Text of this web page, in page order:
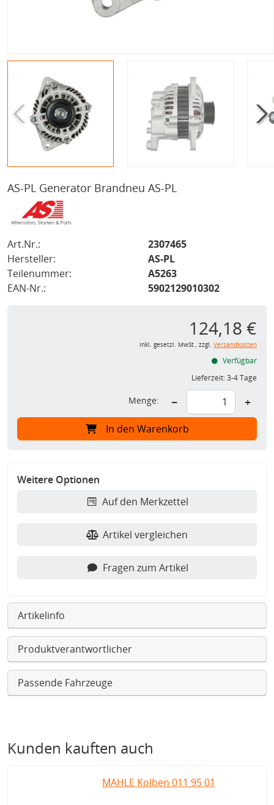
AS-PL Generator Brandneu AS-PL
Art.Nr.:
2307465
Hersteller:
AS-PL
Teilenummer:
A5263
EAN-Nr.:
5902129010302
124,18 €
inkl. gesetzl. MwSt., zzgl. Versandkosten
Verfügbar
Lieferzeit:3-4 Tage
Menge: − +
In den Warenkorb
Weitere Optionen
Auf den Merkzettel
Artikel vergleichen
Fragen zum Artikel
Artikelinfo
Produktverantwortlicher
Passende Fahrzeuge
Kunden kauften auch
MAHLE Kolben 011 95 01